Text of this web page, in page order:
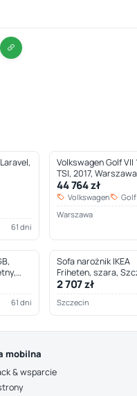
61 dni
Volkswagen Golf VII
TSI, 2017, Warszawa
44 764 zł
Volkswagen
Golf
Warszawa
61 dni
Sofa narożnik IKEA
Friheten, szara,
2 707 zł
Szczecin
mobilna
& wsparcie